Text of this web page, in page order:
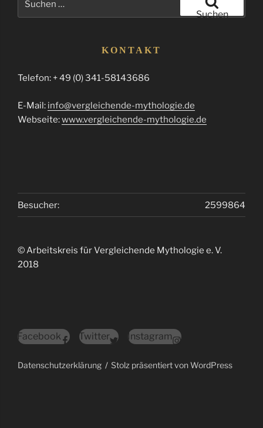
nach:
Suchen
KONTAKT
Telefon: + 49 (0) 341-58143686
E-Mail: info@vergleichende-mythologie.de
Webseite:www.vergleichende-mythologie.de
2599864
Besucher:
© Arbeitskreis für Vergleichende Mythologie e. V.
2018
Facebook Twitter Instagram
Datenschutzerklärung Stolz präsentiert von WordPress